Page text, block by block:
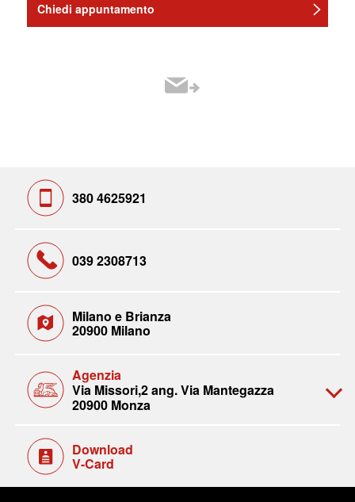
Chiedi appuntamento
380 4625921
039 2308713
Milano e Brianza
20900 Milano
Agenzia
Via Missori,2 ang. Via Mantegazza
20900 Monza
Download
V-Card